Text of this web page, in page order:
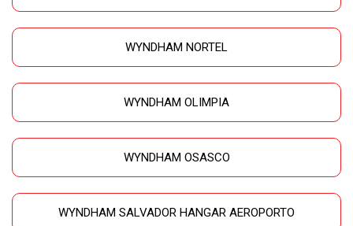
WYNDHAM NORTEL
WYNDHAM OLIMPIA
WYNDHAM OSASCO
WYNDHAM SALVADOR HANGAR AEROPORTO